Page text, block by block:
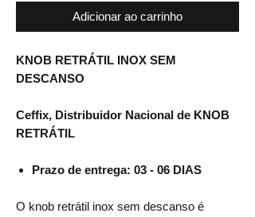
Adicionar ao carrinho
KNOB RETRÁTIL INOX SEM
DESCANSO
Ceffix, Distribuidor Nacional de KNOB
RETRÁTIL
Prazo de entrega: 03 - 06 DIAS
O knob retrátil inox sem descanso é